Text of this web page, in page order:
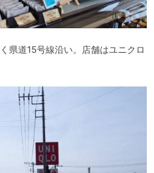
県道15号線沿い。店舗はユニクロ